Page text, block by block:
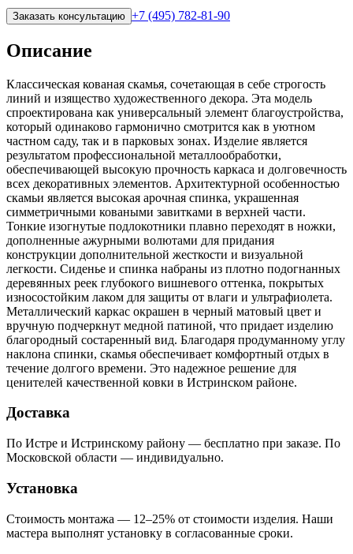
Заказать консультацию +7 (495) 782-81-90
Описание
Классическая кованая скамья, сочетающая в себе строгость
линий и изящество художественного декора. Эта модель
спроектирована как универсальный элемент благоустройства,
который одинаково гармонично смотрится как в уютном
частном саду, так и в парковых зонах. Изделие является
результатом профессиональной металлообработки,
обеспечивающей высокую прочность каркаса и долговечность
всех декоративных элементов. Архитектурной особенностью
скамьи является высокая арочная спинка, украшенная
симметричными коваными завитками в верхней части.
Тонкие изогнутые подлокотники плавно переходят в ножки,
дополненные ажурными волютами для придания
конструкции дополнительной жесткости и визуальной
легкости. Сиденье и спинка набраны из плотно подогнанных
деревянных реек глубокого вишневого оттенка, покрытых
износостойким лаком для защиты от влаги и ультрафиолета.
Металлический каркас окрашен в черный матовый цвет и
вручную подчеркнут медной патиной, что придает изделию
благородный состаренный вид. Благодаря продуманному углу
наклона спинки, скамья обеспечивает комфортный отдых в
течение долгого времени. Это надежное решение для
ценителей качественной ковки в Истринском районе.
Доставка
По Истре и Истринскому району — бесплатно при заказе. По
Московской области — индивидуально.
Установка
Стоимость монтажа — 12–25% от стоимости изделия. Наши
мастера выполнят установку в согласованные сроки.